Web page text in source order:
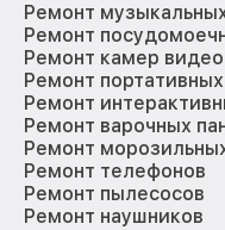
Ремонт
Ремонт
Ремонт камер
Ремонт
Ремонт
Ремонт варочных
Ремонт
Ремонт телефонов
Ремонт пылесосов
Ремонт наушников